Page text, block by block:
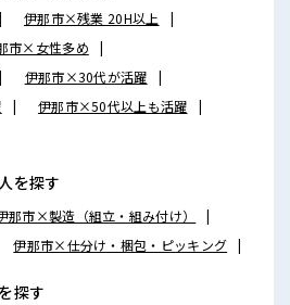
伊那市×残業 20H以上
市×女性多め
伊那市×30代が活躍
伊那市×50代以上も活躍
を探す
那市×製造（組立・組み付け）
伊那市×仕分け・梱包・ピッキング
探す